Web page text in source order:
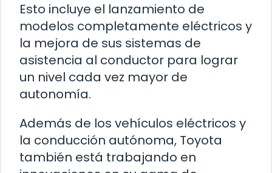
Esto incluye el lanzamiento de
modelos completamente eléctricos y
la mejora de sus sistemas de
asistencia al conductor para lograr
un nivel cada vez mayor de
autonomía.
Además de los vehículos eléctricos y
la conducción autónoma, Toyota
también está trabajando en